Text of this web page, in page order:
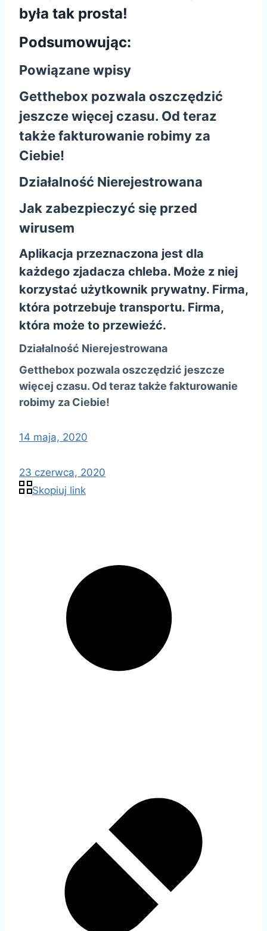
była tak prosta!
Podsumowując:
Powiązane wpisy
Getthebox pozwala oszczędzić
jeszcze więcej czasu. Od teraz
także fakturowanie robimy za
Ciebie!
Działalność Nierejestrowana
Jak zabezpieczyć się przed
wirusem
Aplikacja przeznaczona jest dla
każdego zjadacza chleba. Może z niej
korzystać użytkownik prywatny. Firma,
która potrzebuje transportu. Firma,
która może to przewieźć.
Działalność Nierejestrowana
Getthebox pozwala oszczędzić jeszcze
więcej czasu. Od teraz także fakturowanie
robimy za Ciebie!
14 maja, 2020
23 czerwca, 2020
Skopiuj link